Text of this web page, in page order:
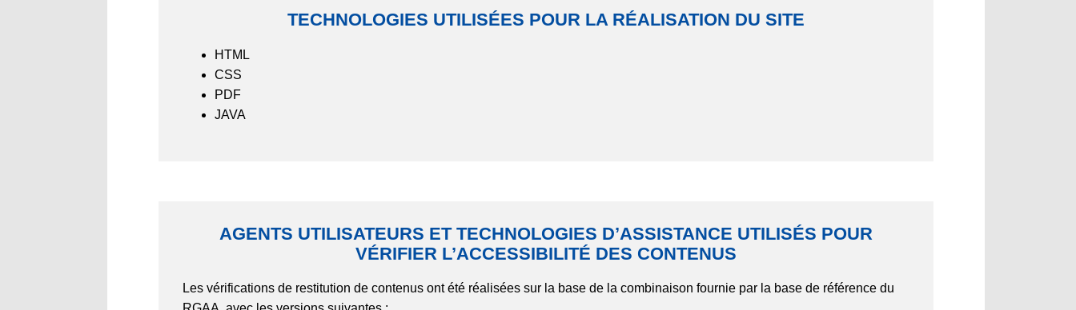
TECHNOLOGIES UTILISÉES POUR LA RÉALISATION DU SITE
HTML
CSS
PDF
JAVA
AGENTS UTILISATEURS ET TECHNOLOGIES D’ASSISTANCE UTILISÉS POUR
VÉRIFIER L’ACCESSIBILITÉ DES CONTENUS
Les vérifications de restitution de contenus ont été réalisées sur la base de la combinaison fournie par la base de référence du